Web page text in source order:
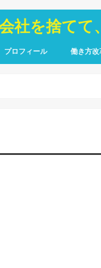
社を捨てて
プロフィール 働き方改